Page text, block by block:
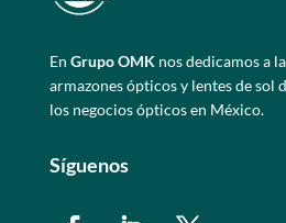
En Grupo OMKnos dedicamos a
armazones ópticos y lentes de sol
los negocios ópticos en México.
Síguenos